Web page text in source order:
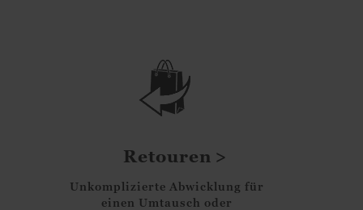
Retouren
Unkomplizierte Abwicklung für
einen Umtausch oder